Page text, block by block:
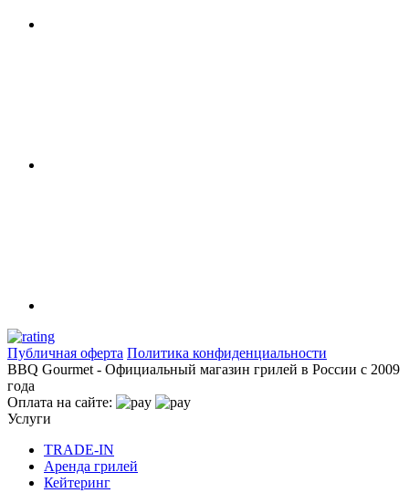
Публичная оферта Политика конфиденциальности
BBQ Gourmet - Официальный магазин грилей в России с 2009
года
Оплата на сайте:
Услуги
TRADE-IN
Аренда грилей
Кейтеринг